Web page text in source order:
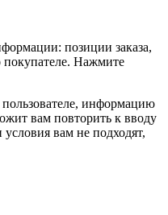
позиции заказа,
Нажмите
информацию
вам повторить к вводу
вам не подходят,